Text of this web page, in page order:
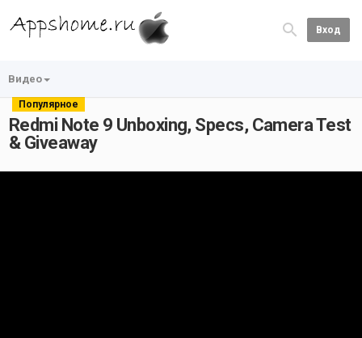
Вход
Видео
Популярное
Redmi Note 9 Unboxing, Specs, Camera Test
& Giveaway